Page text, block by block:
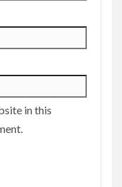
in this